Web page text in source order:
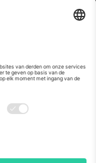
Silicon Oasis, DDP
A1, Office 302, Dubai,
platform kan
pagina van het